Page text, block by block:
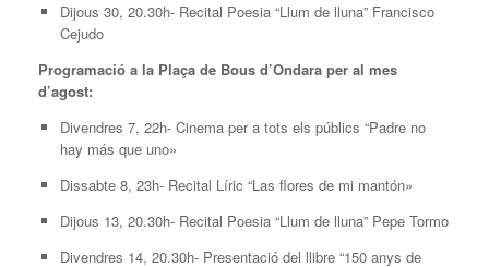
Dijous 30, 20.30h- Recital Poesia “Llum de lluna” Francisco
Cejudo
Programació a la Plaça de Bous d’Ondara per al mes
d’agost:
Divendres 7, 22h- Cinema per a tots els públics “Padre no
hay más que uno»
Dissabte 8, 23h- Recital Líric “Las flores de mi mantón»
Dijous 13, 20.30h- Recital Poesia “Llum de lluna” Pepe Tormo
Divendres 14, 20.30h- Presentació del llibre “150 anys de